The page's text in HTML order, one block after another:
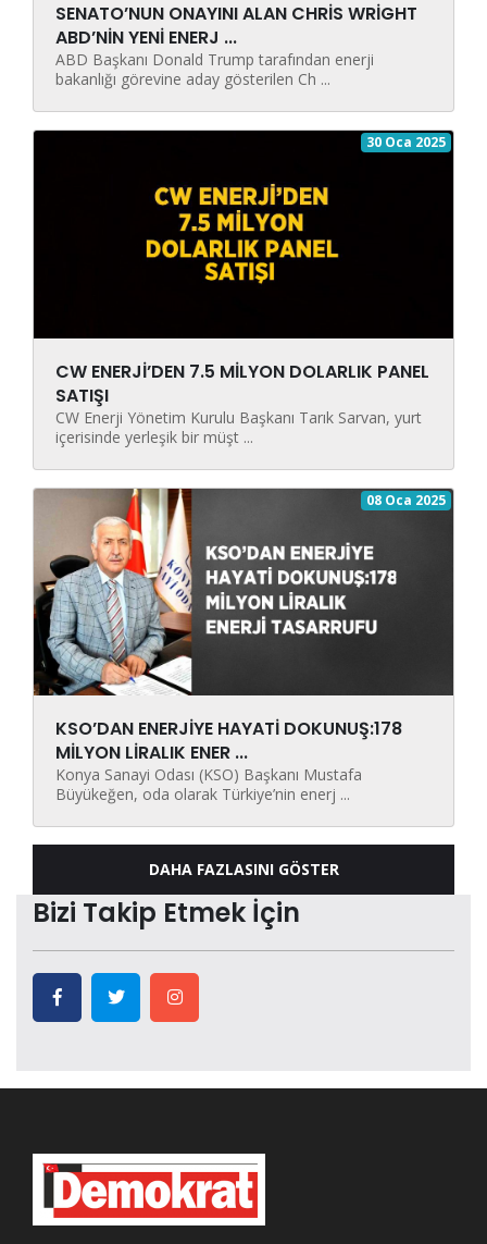
SENATO’NUN ONAYINI ALAN CHRİS WRİGHT
ABD’NİN YENİ ENERJ ...
ABD Başkanı Donald Trump tarafından enerji
bakanlığı görevine aday gösterilen Ch ...
30 Oca 2025
CW ENERJİ’DEN 7.5 MİLYON DOLARLIK PANEL
SATIŞI
CW Enerji Yönetim Kurulu Başkanı Tarık Sarvan, yurt
içerisinde yerleşik bir müşt ...
08 Oca 2025
KSO’DAN ENERJİYE HAYATİ DOKUNUŞ:178
MİLYON LİRALIK ENER ...
Konya Sanayi Odası (KSO) Başkanı Mustafa
Büyükeğen, oda olarak Türkiye’nin enerj ...
DAHA FAZLASINI GÖSTER
Bizi Takip Etmek İçin